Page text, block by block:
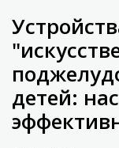
детей: